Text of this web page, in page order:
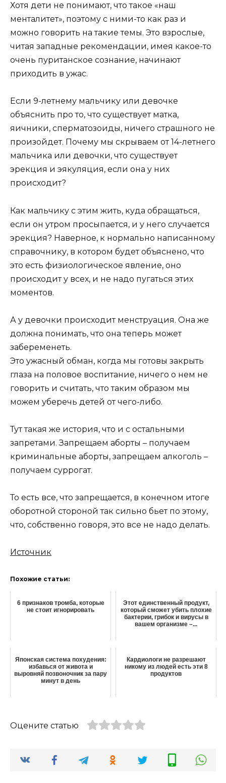
Хотя дети не понимают, что такое «наш
менталитет», поэтому с ними-то как раз и
можно говорить на такие темы. Это взрослые,
читая западные рекомендации, имея какое-то
очень пуританское сознание, начинают
приходить в ужас.
Если 9-летнему мальчику или девочке
объяснить про то, что существует матка,
яичники, сперматозоиды, ничего страшного не
произойдет. Почему мы скрываем от 14-летнего
мальчика или девочки, что существует
эрекция и эякуляция, если она у них
происходит?
Как мальчику с этим жить, куда обращаться,
если он утром просыпается, и у него случается
эрекция? Наверное, к нормально написанному
справочнику, в котором будет объяснено, что
это есть физиологическое явление, оно
происходит у всех, и не надо пугаться этих
моментов.
А у девочки происходит менструация. Она же
должна понимать, что она теперь может
забеременеть.
Это ужасный обман, когда мы готовы закрыть
глаза на половое воспитание, ничего о нем не
говорить и считать, что таким образом мы
можем уберечь детей от чего-либо.
Тут такая же история, что и с остальными
запретами. Запрещаем аборты – получаем
криминальные аборты, запрещаем алкоголь –
получаем суррогат.
То есть все, что запрещается, в конечном итоге
оборотной стороной так сильно бьет по этому,
что, собственно говоря, это все не надо делать.
Источник
Похожие статьи:
6 признаков тромба, которые
не стоит игнорировать
Этот единственный продукт,
который сможет убить плохие
бактерии, грибок и вирусы в
вашем организме –...
Японская система похудения:
избавься от живота и
выровняй позвоночник за пару
минут в день
Кардиологи не разрешают
никому из людей есть эти 8
продуктов
Оцените статью